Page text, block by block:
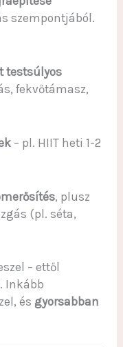
szempontjából.
testsúlyos
fekvőtámasz,
– pl. HIIT heti 1-2
, plusz
(pl. séta,
– ettől
Inkább
és gyorsabban